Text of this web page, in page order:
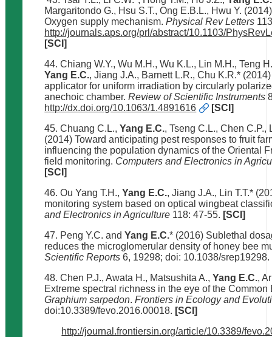
Margaritondo G., Hsu S.T., Ong E.B.L., Hwu Y.
Oxygen supply mechanism.Physical Rev Letters
http://journals.aps.org/prl/abstract/10.1103/
[SCI]
44. Chiang W.Y., Wu M.H., Wu K.L., Lin M.H., Teng
Yang E.C., Jiang J.A., Barnett L.R., Chu K.R.*
applicator for uniform irradiation by circularly
anechoic chamber.Review of Scientific Instruments
http://dx.doi.org/10.1063/1.4891616
[SCI]
45. Chuang C.L.,Yang E.C., Tseng C.L., Chen C.P.,
(2014) Toward anticipating pest responses to fruit
influencing the population dynamics of the Oriental
field monitoring. Computers and Electronics in
[SCI]
46. Ou Yang T.H.,Yang E.C., Jiang J.A., Lin T.T.*
monitoring system based on optical wingbeat
and Electronics in Agriculture 118: 47-55. [SCI]
47. Peng Y.C. andYang E.C.* (2016) Sublethal
reduces the microglomerular density of honey bee
Scientific Reports 6, 19298; doi: 10.1038/srep19298.
48. Chen P.J., Awata H., Matsushita A.,Yang E.C.,
Extreme spectral richness in the eye of the Common
Graphium sarpedon.Frontiers in Ecology and
doi:10.3389/fevo.2016.00018. [SCI]
http://journal.frontiersin.org/article/10.3389/